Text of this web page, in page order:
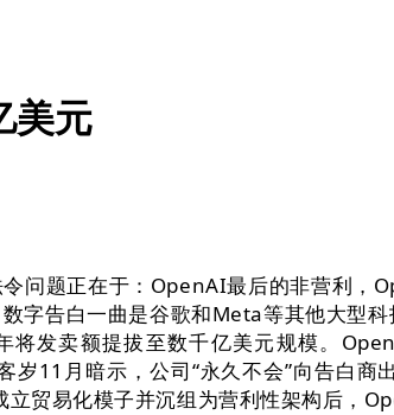
美元
题正在于：OpenAI最后的非营利，
字告白一曲是谷歌和Meta等其他大型
发卖额提拔至数千亿美元规模。
岁11月暗示，公司“永久不会”向告白
贸易化模子并沉组为营利性架构后，